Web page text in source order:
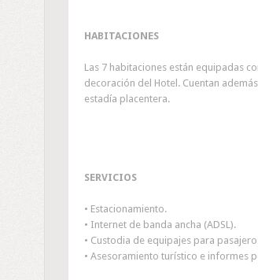
HABITACIONES
Las 7 habitaciones están equipadas
decoración del Hotel. Cuentan
estadía placentera.
SERVICIOS
• Estacionamiento.
• Internet de banda ancha (ADSL).
• Custodia de equipajes para
• Asesoramiento turístico e informes